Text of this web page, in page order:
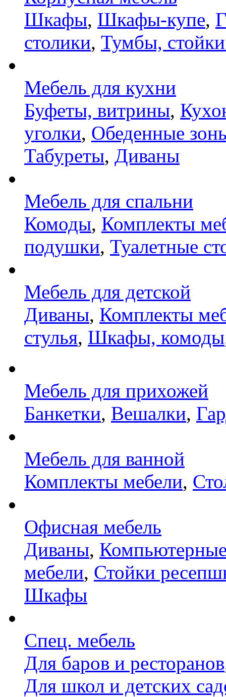
Шкафы, Шкафы-купе,
столики, Тумбы,
Мебель для кухни
Буфеты, витрины,
уголки, Обеденные
Табуреты, Диваны
Мебель для спальни
Комоды, Комплекты
подушки, Туалетные
Мебель для детской
Диваны, Комплекты
стулья, Шкафы, комоды
Мебель для прихожей
Банкетки, Вешалки,
Мебель для ванной
Комплекты мебели,
Офисная мебель
Диваны,
мебели, Стойки
Шкафы
Спец. мебель
Для баров и ресторанов
Для школ и детских